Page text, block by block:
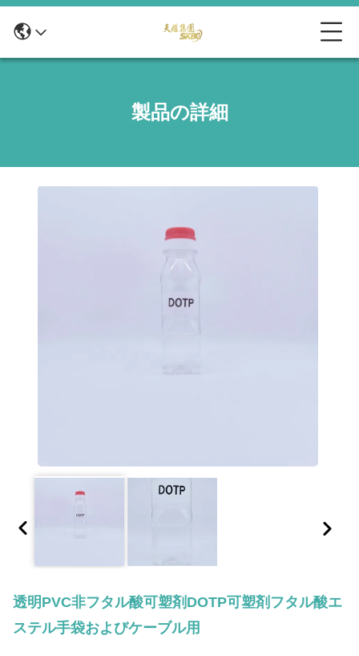
製品の詳細
透明PVC非フタル酸可塑剤DOTP可塑剤フタル酸エ
ステル手袋およびケーブル用